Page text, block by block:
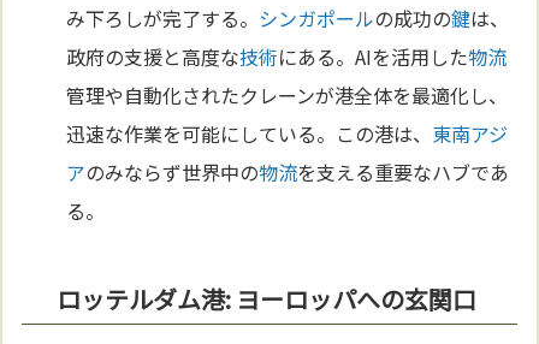
み下ろしが完了する。 シンガポールの成功の鍵は、
政府の支援と高度な技術にある。AIを活用した物流
管理や自動化されたクレーンが港全体を最適化し、
迅速な作業を可能にしている。この港は、 東南アジ
アのみならず世界中の物流を支える重要なハブであ
る。
ロッテルダム港: ヨーロッパへの玄関口